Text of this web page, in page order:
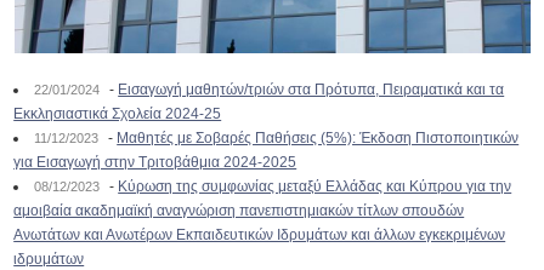
22/01/2024 - Εισαγωγή μαθητών/τριών στα Πρότυπα, Πειραματικά και τα
Εκκλησιαστικά Σχολεία 2024-25
11/12/2023 - Μαθητές με Σοβαρές Παθήσεις (5%): Έκδοση Πιστοποιητικών
για Εισαγωγή στην Τριτοβάθμια 2024-2025
08/12/2023 - Κύρωση της συμφωνίας μεταξύ Ελλάδας και Κύπρου για την
αμοιβαία ακαδημαϊκή αναγνώριση πανεπιστημιακών τίτλων σπουδών
Ανωτάτων και Ανωτέρων Εκπαιδευτικών Ιδρυμάτων και άλλων εγκεκριμένων
ιδρυμάτων